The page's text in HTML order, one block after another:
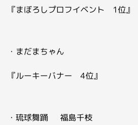
『まぼろしプロフイベント 1位』
・まだまちゃん
『ルーキーバナー 4位』
・琉球舞踊 福島千枝